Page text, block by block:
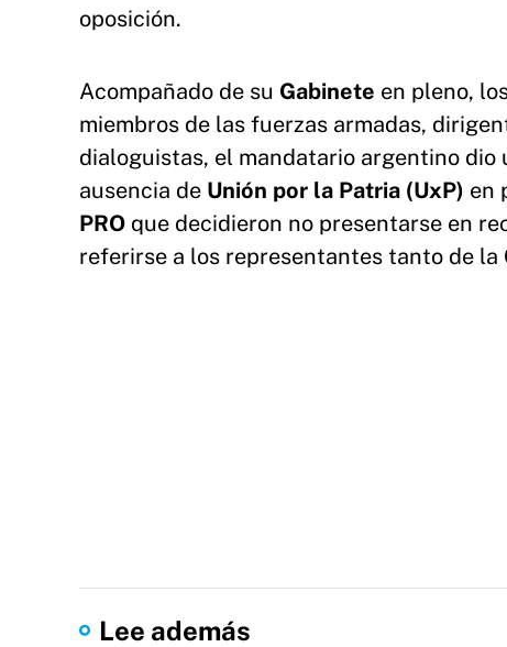
oposición.
Acompañado de su Gabinete en pleno,
miembros de las fuerzas armadas,
dialoguistas, el mandatario argentino
ausencia de Unión por la Patria (UxP) en
PRO que decidieron no presentarse en
referirse a los representantes tanto de la
Lee además